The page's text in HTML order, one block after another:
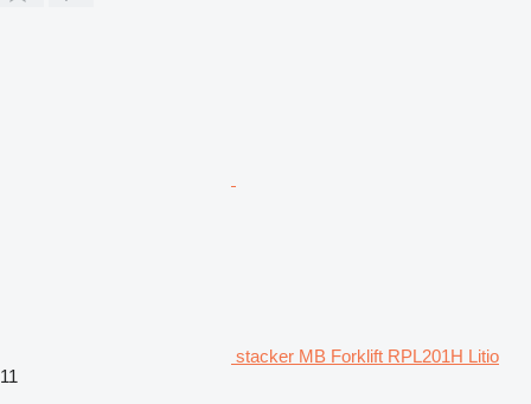
stacker MB Forklift RPL201H Litio
11